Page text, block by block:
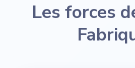
Les forces